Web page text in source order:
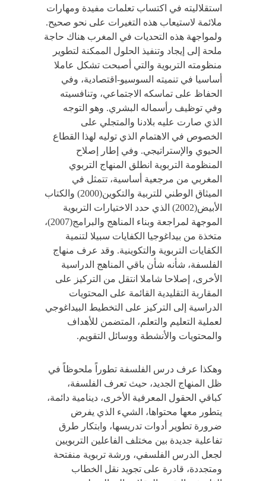
استقلاليته في اكتساب تعلمات مفيدة ومهارات
ملائمة لاستيعاب هذه التغيرات على نحو صحيح.
ولمواجهة هذه التحديات في المغرب هناك حاجة
ملحة إلى إيجاد وتنفيذ الحلول الممكنة لتطوير
منظومته التربوية والتي أصبحت تشكل عاملا
أساسيا في تنميته السوسيو-اقتصادية، وفي
الحفاظ على تماسكه الاجتماعي، وتنافسيته
وفي توظيف رأسماله البشري. وهو التوجه
الذي صارت عليه بلادنا والمتجلي على
الخصوص في الاهتمام الذي توليه لهذا القطاع
الحيوي والإستراتيجي. وفي إطار إصلاح
المنظومة التربوية انطلق المنهاج التربوي
المغربي من مرجعية أساسية، تتمثل في
الميثاق الوطني للتربية والتكوين(2000) والكتاب
الأبيض(2002) الذي حدد الاختيارات التربوية
الموجهة لمراجعة وبناء المناهج والبرامج(2007)،
متخذة من بيداغوجيا الكفايات سبيلا لتنمية
الكفايات التربوية والتكوينية. وقد عرف منهاج
الفلسفة، شأنه شأن باقي المناهج الدراسية
الأخرى، إصلاحا شاملا انتقل من التركيز على
المقاربة التقليدية القائمة على المحتويات
الدراسية إلى التركيز على التخطيط البيداغوجي
لعملية التعليم والتعلم، المتضمن للأهداف
والمحتويات والأنشطة ووسائل التقويم.
وهكذا عرف درس الفلسفة تطوراً ملحوظاً في
ظل المنهاج الجديد، حيث تعرف الفلسفة،
كباقي الحقول المعرفية الأخرى، دينامية دائمة،
يتطور معها محتواها، الشيء الذي يفرض
ضرورة تطوير أدوات تدريسها، وابتكار طرق
تفاعلية جديدة بين مختلف الفاعلين التربويين
لجعل الدرس الفلسفي، ورشة تربوية منفتحة
ومتجددة، قادرة على تجويد نقل الخطاب